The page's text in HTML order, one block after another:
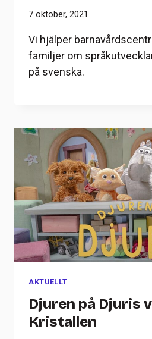
7 oktober, 2021
Vi hjälper
familjer om
på svenska.
AKTUELLT
Djuren på Djuris
Kristallen